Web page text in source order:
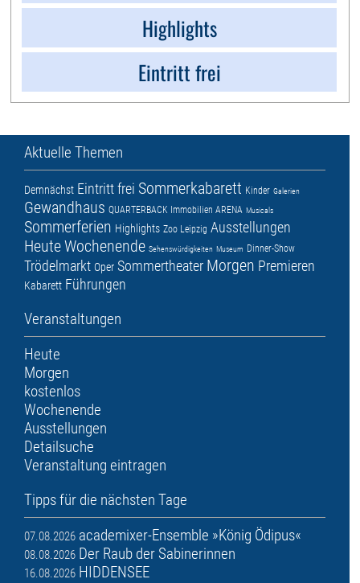
Highlights
Eintritt frei
Aktuelle Themen
Demnächst Eintritt frei Sommerkabarett Kinder Galerien
Gewandhaus QUARTERBACK Immobilien ARENA Musicals
Sommerferien Highlights Zoo Leipzig Ausstellungen
HeuteWochenende Sehenswürdigkeiten Museum Dinner-Show
Trödelmarkt Oper Sommertheater Morgen Premieren
Kabarett Führungen
Veranstaltungen
Heute
Morgen
kostenlos
Wochenende
Ausstellungen
Detailsuche
Veranstaltung eintragen
Tipps für die nächsten Tage
07.08.2026 academixer-Ensemble »König Ödipus«
08.08.2026 Der Raub der Sabinerinnen
16.08.2026 HIDDENSEE